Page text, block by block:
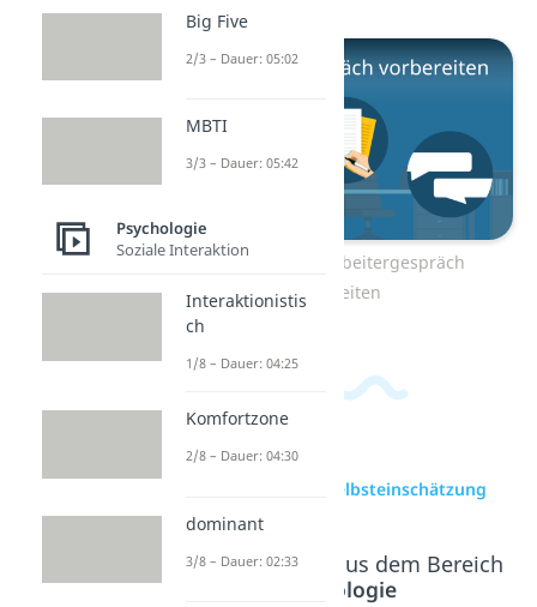
Zum Video: Mitarbeitergespräch
vorbereiten
zur Videoseite: Selbsteinschätzung
Beliebte Inhalte aus dem Bereich
Psychologie
Big Five
2/3 – Dauer: 05:02
MBTI
3/3 – Dauer: 05:42
Psychologie
Soziale Interaktion
Interaktionistis
ch
1/8 – Dauer: 04:25
Komfortzone
2/8 – Dauer: 04:30
dominant
3/8 – Dauer: 02:33